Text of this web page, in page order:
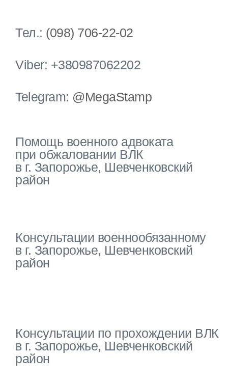
Тел.: (098) 706-22-02
Viber: +380987062202
Telegram: @MegaStamp
Помощь военного адвоката
при обжаловании ВЛК
в г. Запорожье, Шевченковский
район
Консультации военнообязанному
в г. Запорожье, Шевченковский
район
Консультации по прохождении ВЛК
в г. Запорожье, Шевченковский
район